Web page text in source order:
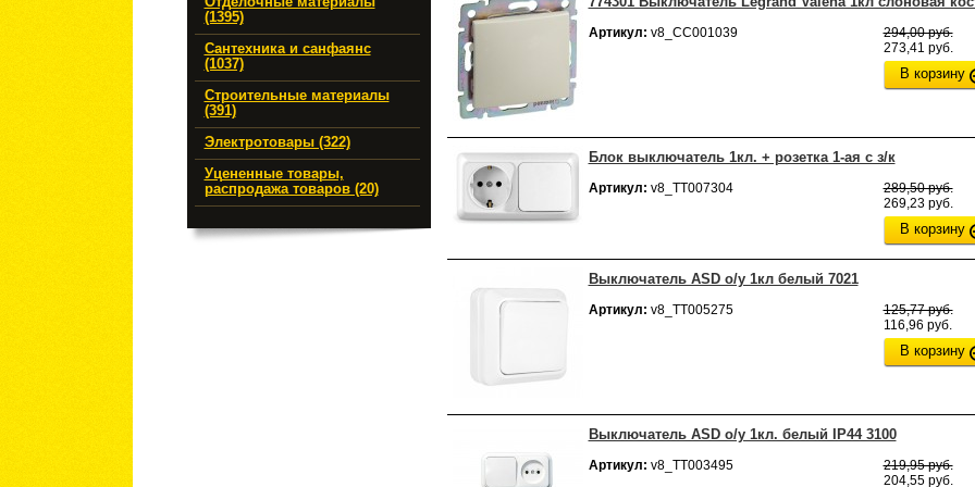
(1395)
Сантехника и санфаянс
(1037)
Строительные материалы
(391)
Электротовары (322)
Уцененные товары,
распродажа товаров (20)
Артикул: v8_СС001039
294,00 руб.
273,41 руб.
В корзину
Блок выключатель 1кл. + розетка 1-ая с з/к
Артикул: v8_ТТ007304
289,50 руб.
269,23 руб.
В корзину
Выключатель ASD о/у 1кл белый 7021
Артикул: v8_ТТ005275
125,77 руб.
116,96 руб.
В корзину
Выключатель ASD о/у 1кл. белый IP44 3100
Артикул: v8_ТТ003495
219,95 руб.
204,55 руб.